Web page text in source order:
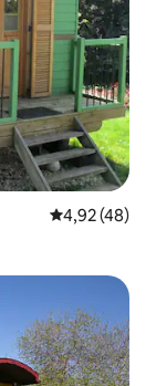
4,92 (48)